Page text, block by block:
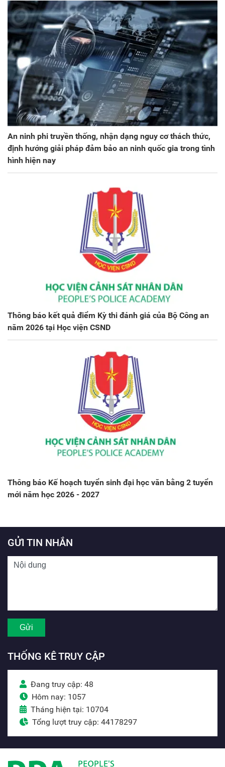
An ninh phi truyền thống, nhận dạng nguy cơ thách thức,
định hướng giải pháp đảm bảo an ninh quốc gia trong tình
hình hiện nay
Thông báo kết quả điểm Kỳ thi đánh giá của Bộ Công an
năm 2026 tại Học viện CSND
Thông báo Kế hoạch tuyển sinh đại học văn bằng 2 tuyển
mới năm học 2026 - 2027
GỬI TIN NHẮN
THỐNG KÊ TRUY CẬP
Đang truy cập: 48
Hôm nay: 1057
Tháng hiện tại: 10704
Tổng lượt truy cập: 44178297